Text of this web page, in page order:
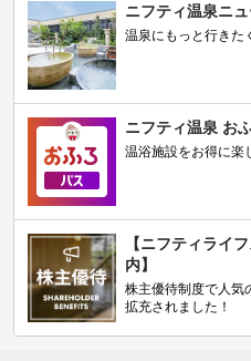
ニフティ温泉ニ
温泉にもっと行きた
ニフティ温泉 お
温浴施設をお得に楽
【ニフティライ
内】
株主優待制度で人気
拡充されました！